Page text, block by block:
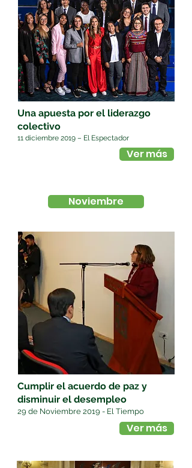
Ver más
Una apuesta por el liderazgo
colectivo
11 diciembre 2019 – El Espectador
Noviembre
Ver más
Cumplir el acuerdo de paz y
disminuir el desempleo
29 de Noviembre 2019 - El Tiempo